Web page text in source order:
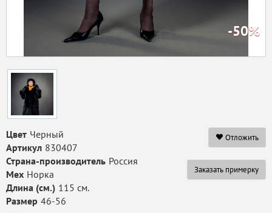
-50%
Отложить
Заказать примерку
Цвет Черный
Артикул 830407
Страна-производитель Россия
Мех Норка
Длина (см.) 115 см.
Размер 46-56